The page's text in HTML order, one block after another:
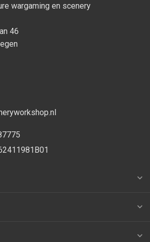
wargaming en scenery
46